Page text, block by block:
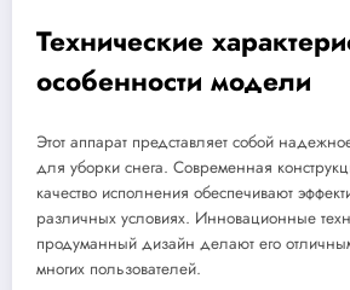
Технические
особенности модели
Этот аппарат представляет собой
для уборки снега. Современная
качество исполнения обеспечивают
различных условиях. Инновационные
продуманный дизайн делают его
многих пользователей.